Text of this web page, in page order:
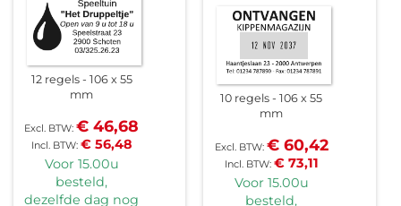
12 regels
106 x 55
mm
€ 56,48
€ 46,68
Voor 15.00u
besteld,
dezelfde dag nog
10 regels
106 x 55
mm
€ 73,11
€ 60,42
Voor 15.00u
besteld,